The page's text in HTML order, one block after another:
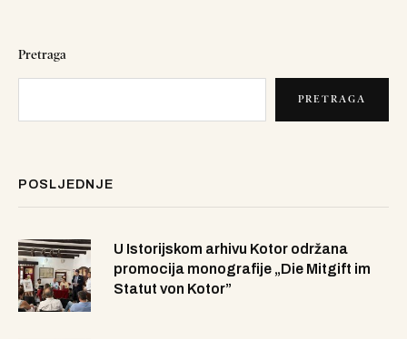
Pretraga
PRETRAGA
POSLJEDNJE
U Istorijskom arhivu Kotor održana
promocija monografije „Die Mitgift im
Statut von Kotor”